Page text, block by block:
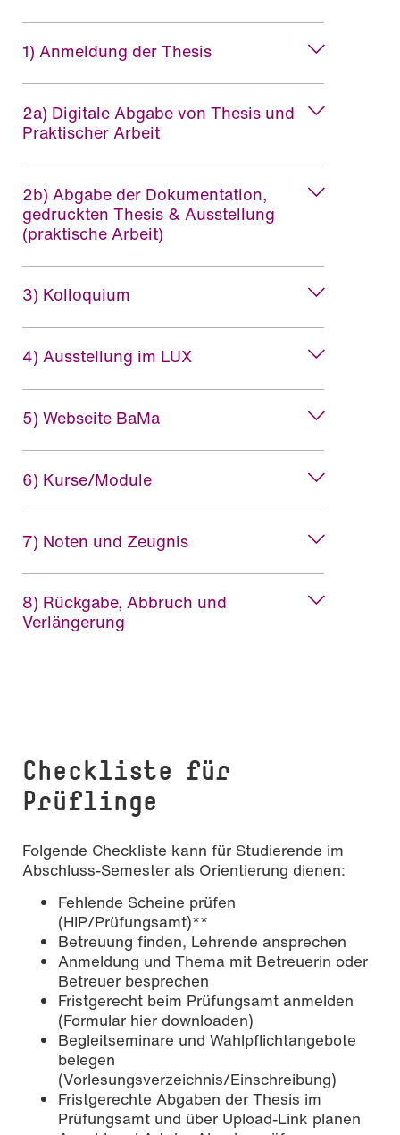
1) Anmeldung der Thesis
2a) Digitale Abgabe von Thesis und
Praktischer Arbeit
2b) Abgabe der Dokumentation,
gedruckten Thesis & Ausstellung
(praktische Arbeit)
3) Kolloquium
4) Ausstellung im LUX
5) Webseite BaMa
6) Kurse/Module
7) Noten und Zeugnis
8) Rückgabe, Abbruch und
Verlängerung
Checkliste für
Prüflinge
Folgende Checkliste kann für Studierende im
Abschluss-Semester als Orientierung dienen:
Fehlende Scheine prüfen
(HIP/Prüfungsamt)**
Betreuung finden, Lehrende ansprechen
Anmeldung und Thema mit Betreuerin oder
Betreuer besprechen
Fristgerecht beim Prüfungsamt anmelden
(Formular hier downloaden)
Begleitseminare und Wahlpflichtangebote
belegen
(Vorlesungsverzeichnis/Einschreibung)
Fristgerechte Abgaben der Thesis im
Prüfungsamt und über Upload-Link planen